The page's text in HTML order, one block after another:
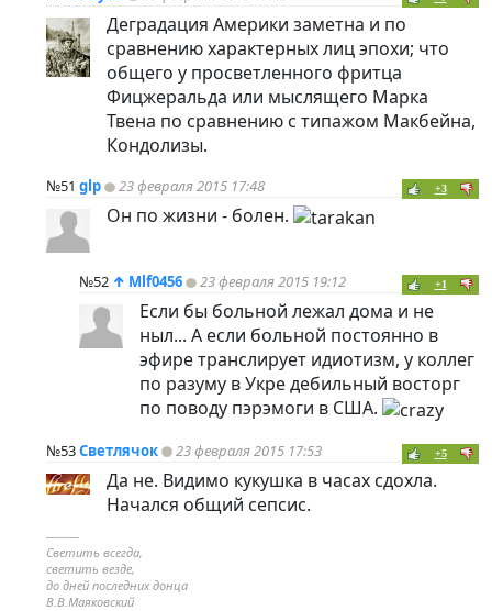
Деградация Америки заметна и по
сравнению характерных лиц эпохи; что
общего у просветленного фритца
Фицжеральда или мыслящего Марка
Твена по сравнению с типажом Макбейна,
Кондолизы.
№51 glp 23 февраля 2015 17:48 +3
Он по жизни - болен.
№52 ↑ Mlf0456 23 февраля 2015 19:12 +1
Если бы больной лежал дома и не
ныл... А если больной постоянно в
эфире транслирует идиотизм, у коллег
по разуму в Укре дебильный восторг
по поводу пэрэмоги в США.
№53Светлячок 23 февраля 2015 17:53 +5
Да не. Видимо кукушка в часах сдохла.
Начался общий сепсис.
----------
Светить всегда,
светить везде,
до дней последних донца
В.В.Маяковский